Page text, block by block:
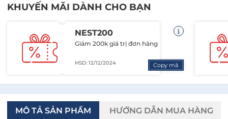
KHUYẾN MÃI DÀNH CHO BẠN
NEST200
Giảm 200k giá trị đơn hàng
HSD: 12/12/2024 Copy mã
MÔ TẢ SẢN PHẨM HƯỚNG DẪN MUA HÀNG